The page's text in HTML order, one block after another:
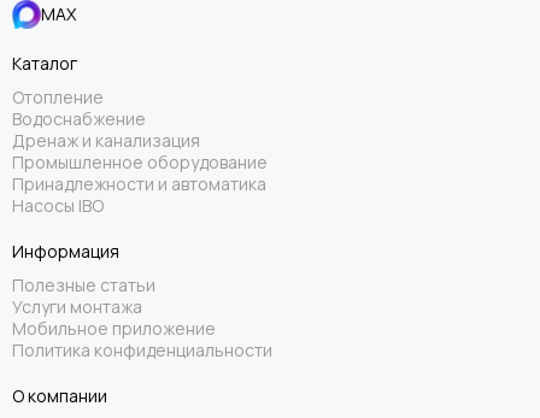
MAX
Каталог
Отопление
Водоснабжение
Дренаж и канализация
Промышленное оборудование
Принадлежности и автоматика
Насосы IBO
Информация
Полезные статьи
Услуги монтажа
Мобильное приложение
Политика конфиденциальности
О компании